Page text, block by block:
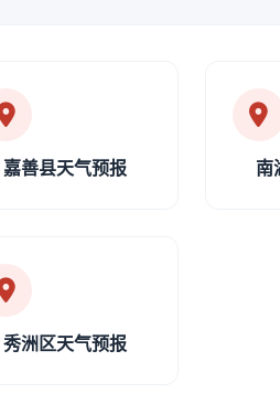
嘉善县天气预报 南
秀洲区天气预报